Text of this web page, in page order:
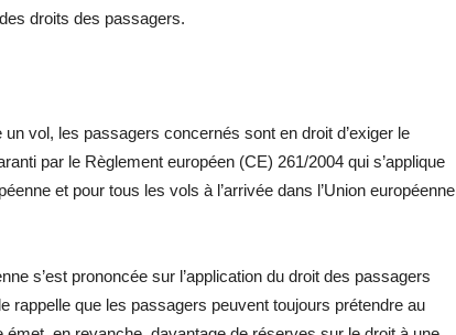
droits des passagers.
vol, les passagers concernés sont en droit d’exiger le
par le Règlement européen (CE) 261/2004 qui s’applique
et pour tous les vols à l’arrivée dans l’Union européenne
s’est prononcée sur l’application du droit des passagers
rappelle que les passagers peuvent toujours prétendre au